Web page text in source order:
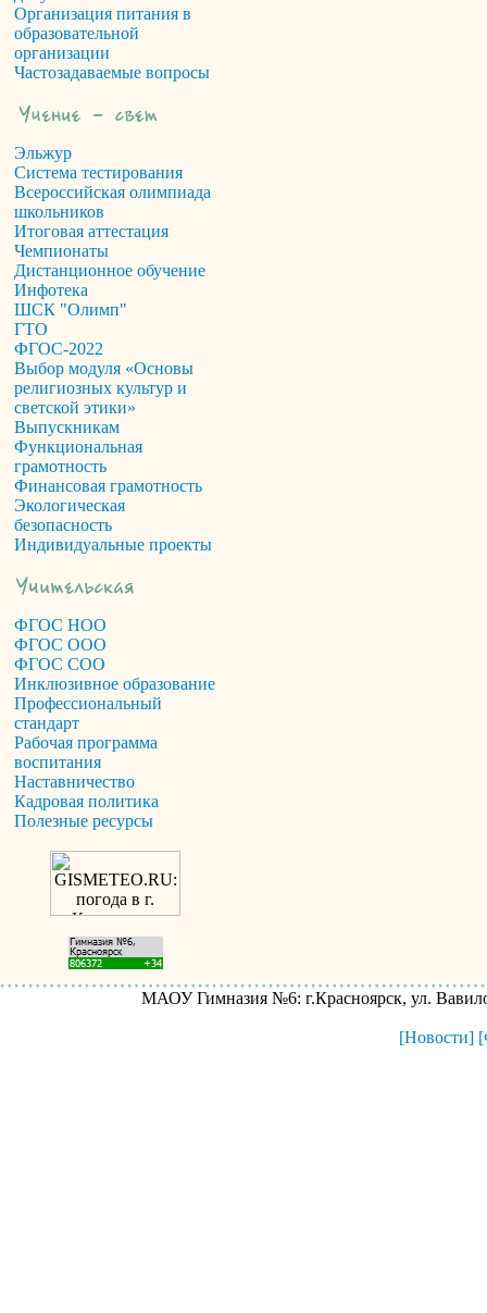
Организация питания в
образовательной
организации
Частозадаваемые вопросы
Эльжур
Система тестирования
Всероссийская олимпиада
школьников
Итоговая аттестация
Чемпионаты
Дистанционное обучение
Инфотека
ШСК "Олимп"
ГТО
ФГОС-2022
Выбор модуля «Основы
религиозных культур и
светской этики»
Выпускникам
Функциональная
грамотность
Финансовая грамотность
Экологическая
безопасность
Индивидуальные проекты
ФГОС НОО
ФГОС ООО
ФГОС СОО
Инклюзивное образование
Профессиональный
стандарт
Рабочая программа
воспитания
Наставничество
Кадровая политика
Полезные ресурсы
МАОУ Гимназия №6: г.Красноярск, ул.
[Новости]